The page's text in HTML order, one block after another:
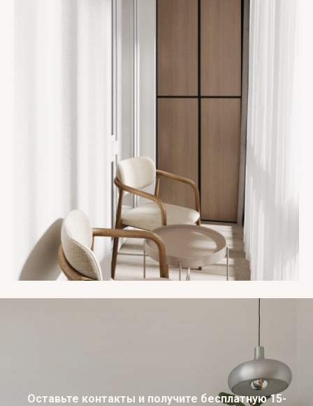
Оставьте контакты и получите бесплатную 15-